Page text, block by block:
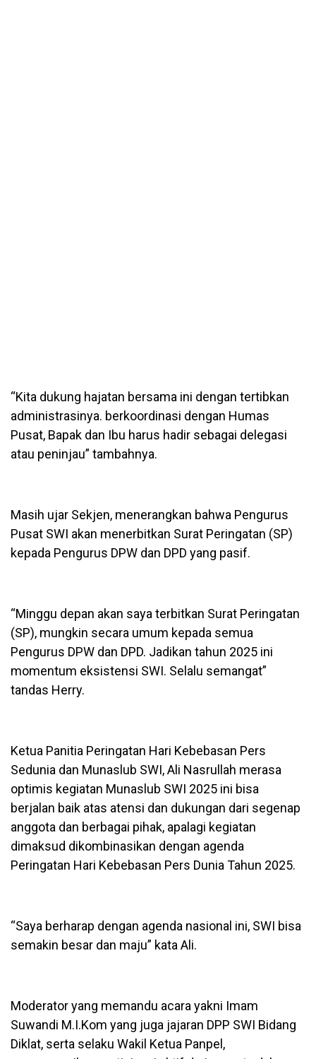
“Kita dukung hajatan bersama ini dengan tertibkan
administrasinya. berkoordinasi dengan Humas
Pusat, Bapak dan Ibu harus hadir sebagai delegasi
atau peninjau” tambahnya.
Masih ujar Sekjen, menerangkan bahwa Pengurus
Pusat SWI akan menerbitkan Surat Peringatan (SP)
kepada Pengurus DPW dan DPD yang pasif.
“Minggu depan akan saya terbitkan Surat Peringatan
(SP), mungkin secara umum kepada semua
Pengurus DPW dan DPD. Jadikan tahun 2025 ini
momentum eksistensi SWI. Selalu semangat”
tandas Herry.
Ketua Panitia Peringatan Hari Kebebasan Pers
Sedunia dan Munaslub SWI, Ali Nasrullah merasa
optimis kegiatan Munaslub SWI 2025 ini bisa
berjalan baik atas atensi dan dukungan dari segenap
anggota dan berbagai pihak, apalagi kegiatan
dimaksud dikombinasikan dengan agenda
Peringatan Hari Kebebasan Pers Dunia Tahun 2025.
“Saya berharap dengan agenda nasional ini, SWI bisa
semakin besar dan maju” kata Ali.
Moderator yang memandu acara yakni Imam
Suwandi M.I.Kom yang juga jajaran DPP SWI Bidang
Diklat, serta selaku Wakil Ketua Panpel,